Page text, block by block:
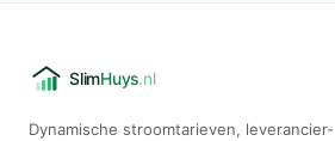
Dynamische stroomtarieven, leverancier-